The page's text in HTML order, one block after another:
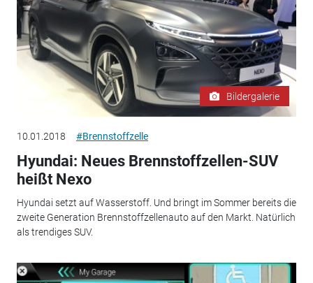
Bildergalerie
10.01.2018 #Brennstoffzelle
Hyundai: Neues Brennstoffzellen-SUV
heißt Nexo
Hyundai setzt auf Wasserstoff. Und bringt im Sommer bereits die
zweite Generation Brennstoffzellenauto auf den Markt. Natürlich
als trendiges SUV.